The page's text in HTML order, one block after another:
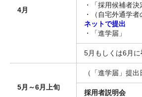
4月
・「採用候補者決
・（自宅外通学
ネットで提出
・「進学届」
5月もしくは6月に
5月～6月上旬
（「進学届」提
採用者説明会